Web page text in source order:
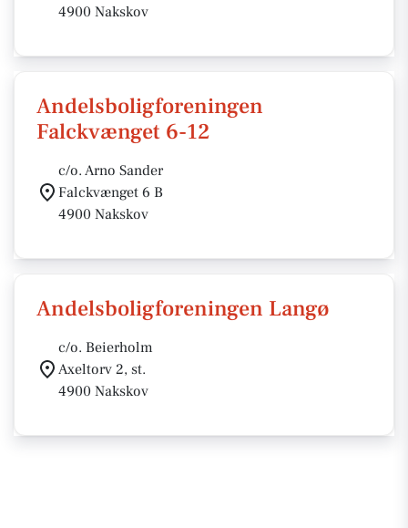
4900 Nakskov
Andelsboligforeningen
Falckvænget 6-12
c/o. Arno Sander
Falckvænget 6 B
4900 Nakskov
Andelsboligforeningen Langø
c/o. Beierholm
Axeltorv 2, st.
4900 Nakskov